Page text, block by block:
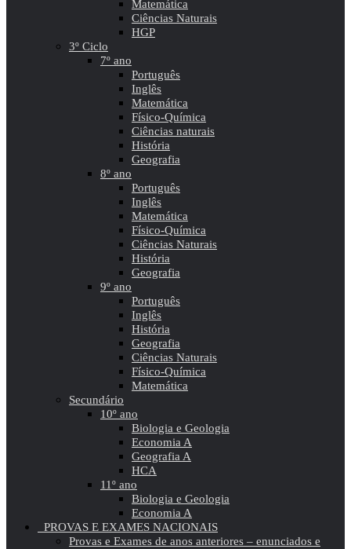
Matemática
Ciências Naturais
HGP
3º Ciclo
7º ano
Português
Inglês
Matemática
Físico-Química
Ciências naturais
História
Geografia
8º ano
Português
Inglês
Matemática
Físico-Química
Ciências Naturais
História
Geografia
9º ano
Português
Inglês
História
Geografia
Ciências Naturais
Físico-Química
Matemática
Secundário
10º ano
Biologia e Geologia
Economia A
Geografia A
HCA
11º ano
Biologia e Geologia
Economia A
PROVAS E EXAMES NACIONAIS
Provas e Exames de anos anteriores – enunciados e